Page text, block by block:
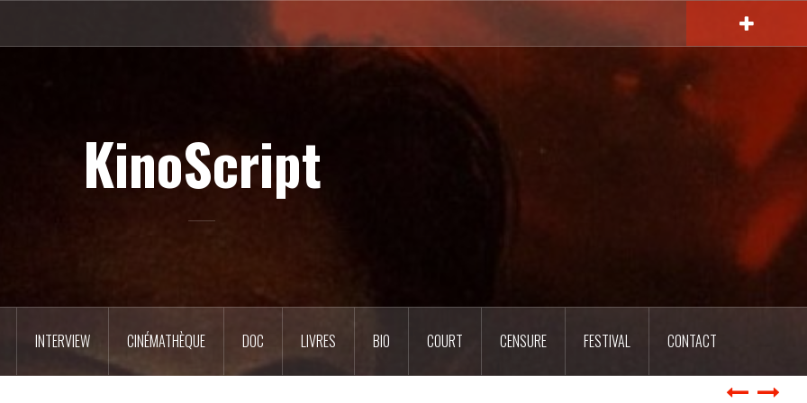
KinoScript
INTERVIEW CINÉMATHÈQUE DOC LIVRES BIO COURT CENSURE FESTIVAL CONTACT